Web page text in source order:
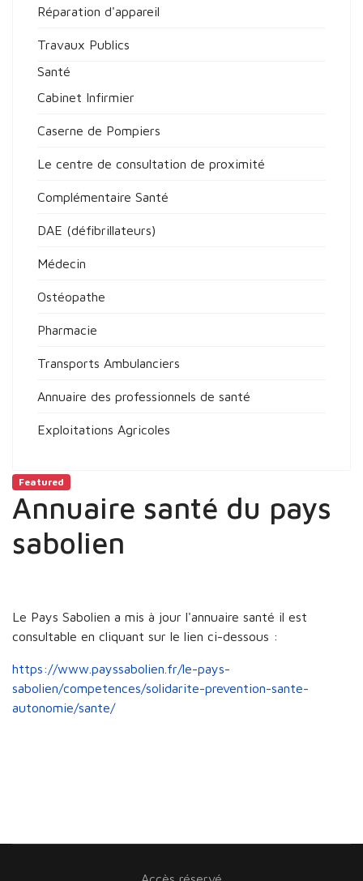
Réparation d'appareil
Travaux Publics
Santé
Cabinet Infirmier
Caserne de Pompiers
Le centre de consultation de proximité
Complémentaire Santé
DAE (défibrillateurs)
Médecin
Ostéopathe
Pharmacie
Transports Ambulanciers
Annuaire des professionnels de santé
Exploitations Agricoles
Featured
Annuaire santé du pays
sabolien
Le Pays Sabolien a mis à jour l'annuaire santé il est
consultable en cliquant sur le lien ci-dessous :
https://www.payssabolien.fr/le-pays-
sabolien/competences/solidarite-prevention-sante-
autonomie/sante/